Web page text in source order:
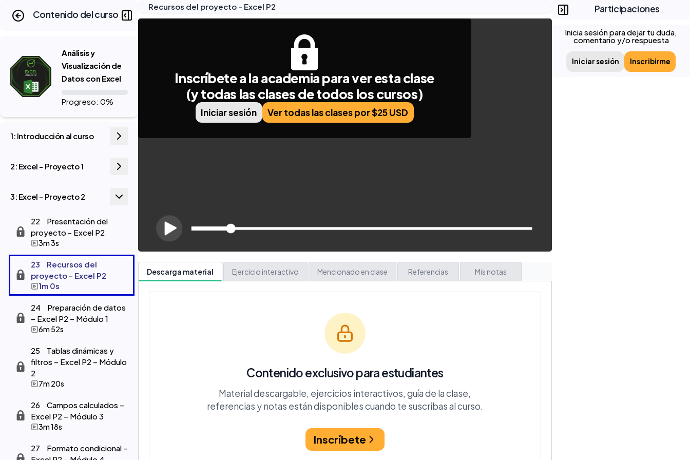
Contenido del curso
Análisis y
Visualización de
Datos con Excel
Progreso: 0%
1: Introducción al curso
2: Excel - Proyecto 1
3: Excel - Proyecto 2
22
Presentación del
proyecto - Excel P2
3m 3s
23
Recursos del
proyecto - Excel P2
1m 0s
24
Preparación de datos
– Excel P2 – Módulo 1
6m 52s
25
Tablas dinámicas y
filtros – Excel P2 – Módulo
2
7m 20s
26
Campos calculados –
Excel P2 – Módulo 3
3m 18s
27
Formato condicional –
Recursos del proyecto - Excel P2
Inscríbete a la academia para ver esta clase
(y todas las clases de todos los cursos)
Iniciar sesión Ver todas las clases por $25 USD
Descarga material Ejercicio interactivo Mencionado en clase Referencias Mis notas
Contenido exclusivo para estudiantes
Material descargable, ejercicios interactivos, guía de la clase,
referencias y notas están disponibles cuando te suscribas al curso.
Inscríbete
Participaciones
Inicia sesión para dejar tu duda,
comentario y/o respuesta
Iniciar sesión Inscribirme